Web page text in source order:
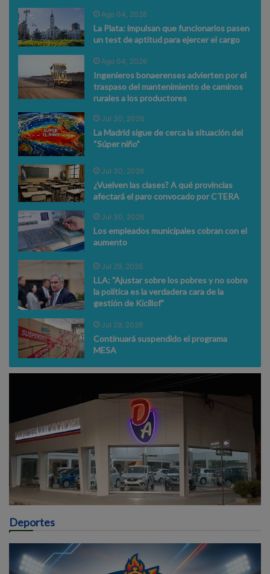
Ago 04, 2026
La Plata: impulsan que funcionarios pasen
un test de aptitud para ejercer el cargo
Ago 04, 2026
Ingenieros bonaerenses advierten por el
traspaso del mantenimiento de caminos
rurales a los productores
Jul 30, 2026
La Madrid sigue de cerca la situación del
“Súper niño”
Jul 30, 2026
¿Vuelven las clases? A qué provincias
afectará el paro convocado por CTERA
Jul 30, 2026
Los empleados municipales cobran con el
aumento
Jul 29, 2026
LLA: "Ajustar sobre los pobres y no sobre
la política es la verdadera cara de la
gestión de Kicillof"
Jul 29, 2026
Continuará suspendido el programa
MESA
Deportes